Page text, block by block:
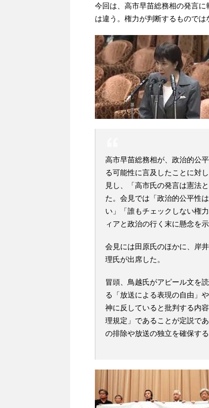
今回は、高市早苗総務相の発言
は違う。権力が判断するものでは
高市早苗総務相が、政治的公
る可能性に言及したことに対
見し、「高市氏の発言は憲法
た。会見では「政治的公平性
い」「誰もチェックしない権
ィアと政治の行く末に懸念を示
会見には田原氏のほかに、岸
理氏が出席した。
冒頭、鳥越氏がアピール文を
る「放送による表現の自由」
神に反していると批判する内
理規定」であることが定説で
の排除や放送の独立を確保す